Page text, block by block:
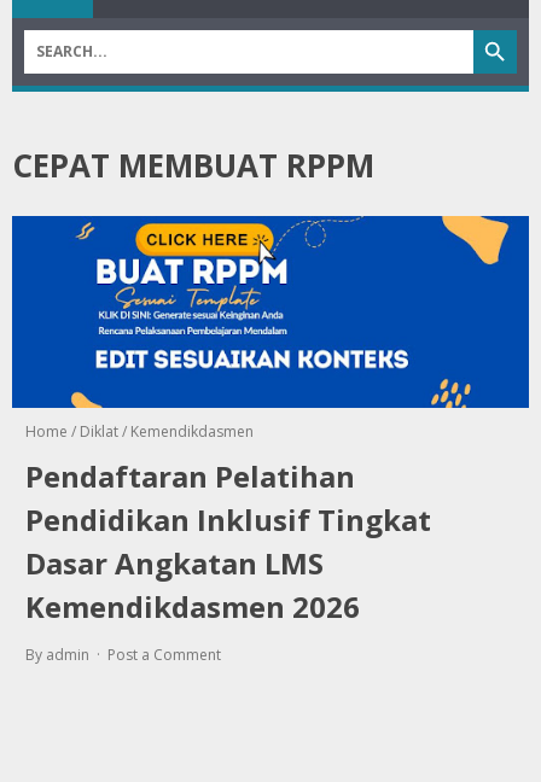
CEPAT MEMBUAT RPPM
Home / Diklat/ Kemendikdasmen
Pendaftaran Pelatihan
Pendidikan Inklusif Tingkat
Dasar Angkatan LMS
Kemendikdasmen 2026
By admin Post a Comment